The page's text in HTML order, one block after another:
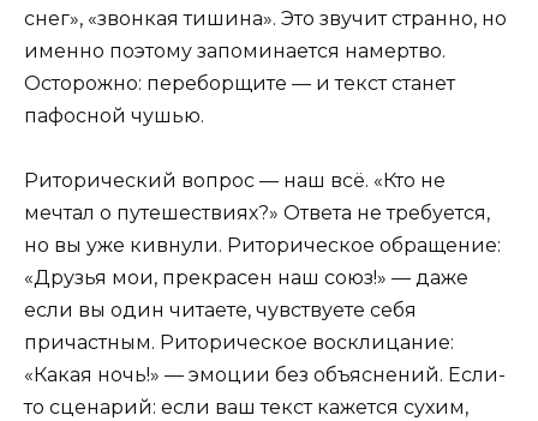
снег», «звонкая тишина». Это звучит странно, но
именно поэтому запоминается намертво.
Осторожно: переборщите — и текст станет
пафосной чушью.
Риторический вопрос — наш всё. «Кто не
мечтал о путешествиях?» Ответа не требуется,
но вы уже кивнули. Риторическое обращение:
«Друзья мои, прекрасен наш союз!» — даже
если вы один читаете, чувствуете себя
причастным. Риторическое восклицание:
«Какая ночь!» — эмоции без объяснений. Если-
то сценарий: если ваш текст кажется сухим,